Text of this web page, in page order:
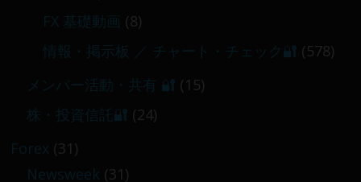
FX 基礎動画 (8)
情報・掲示板 ／ チャート・チェック🔐 (578)
メンバー活動・共有 🔐 (15)
株・投資信託🔐 (24)
Forex (31)
Newsweek (31)